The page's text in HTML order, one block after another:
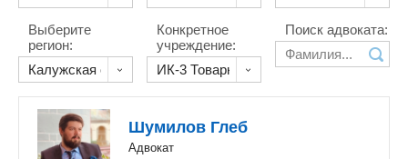
Выберите
регион:
Конкретное
учреждение:
Поиск адвоката:
Шумилов Глеб
Адвокат